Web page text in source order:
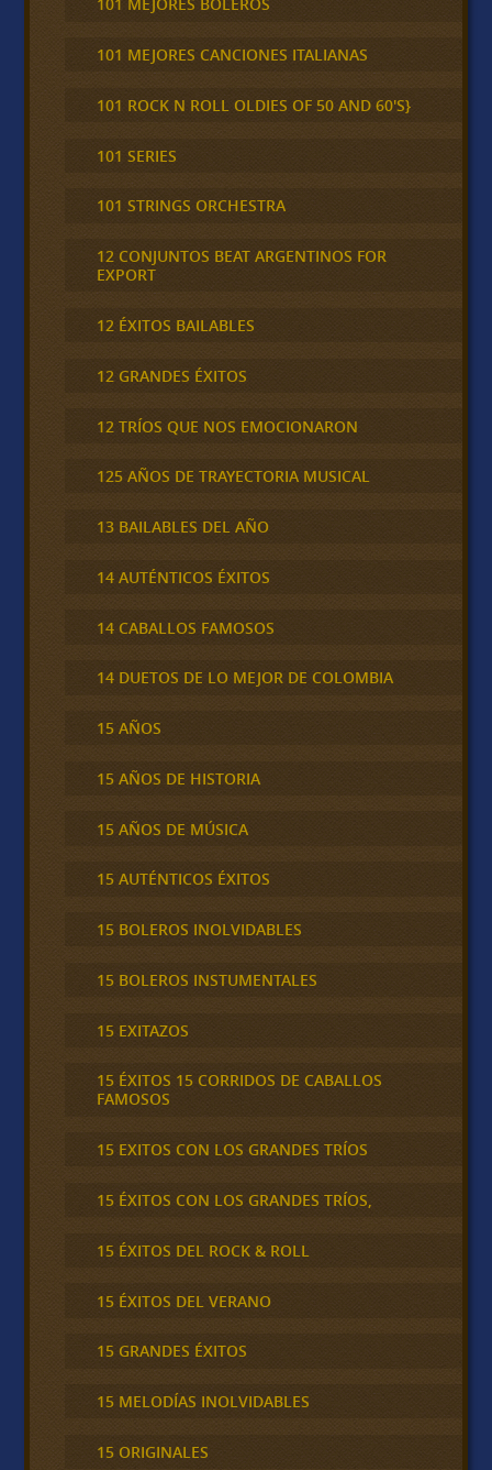
101 MEJORES BOLEROS
101 MEJORES CANCIONES ITALIANAS
101 ROCK N ROLL OLDIES OF 50 AND 60'S}
101 SERIES
101 STRINGS ORCHESTRA
12 CONJUNTOS BEAT ARGENTINOS FOR
EXPORT
12 ÉXITOS BAILABLES
12 GRANDES ÉXITOS
12 TRÍOS QUE NOS EMOCIONARON
125 AÑOS DE TRAYECTORIA MUSICAL
13 BAILABLES DEL AÑO
14 AUTÉNTICOS ÉXITOS
14 CABALLOS FAMOSOS
14 DUETOS DE LO MEJOR DE COLOMBIA
15 AÑOS
15 AÑOS DE HISTORIA
15 AÑOS DE MÚSICA
15 AUTÉNTICOS ÉXITOS
15 BOLEROS INOLVIDABLES
15 BOLEROS INSTUMENTALES
15 EXITAZOS
15 ÉXITOS 15 CORRIDOS DE CABALLOS
FAMOSOS
15 EXITOS CON LOS GRANDES TRÍOS
15 ÉXITOS CON LOS GRANDES TRÍOS,
15 ÉXITOS DEL ROCK & ROLL
15 ÉXITOS DEL VERANO
15 GRANDES ÉXITOS
15 MELODÍAS INOLVIDABLES
15 ORIGINALES